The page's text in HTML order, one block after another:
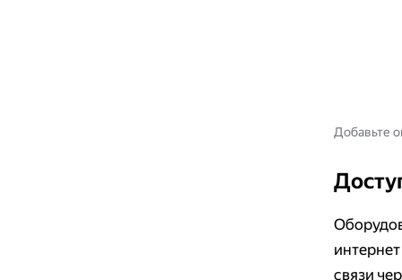
Добавьте
связи